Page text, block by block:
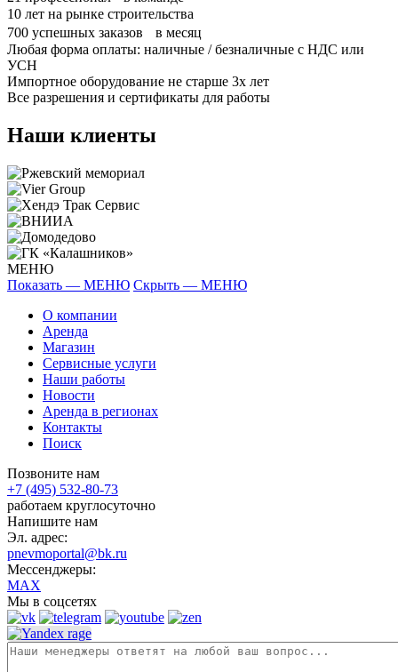
10 лет на рынке строительства
700 успешных заказов в месяц
Любая форма оплаты: наличные / безналичные с НДС или
УСН
Импортное оборудование не старше 3х лет
Все разрешения и сертификаты для работы
Наши клиенты
МЕНЮ
Показать — МЕНЮ Скрыть — МЕНЮ
О компании
Аренда
Магазин
Сервисные услуги
Наши работы
Новости
Аренда в регионах
Контакты
Поиск
Позвоните нам
+7 (495) 532-80-73
работаем круглосуточно
Напишите нам
Эл. адрес:
pnevmoportal@bk.ru
Мессенджеры:
MAX
Мы в соцсетях